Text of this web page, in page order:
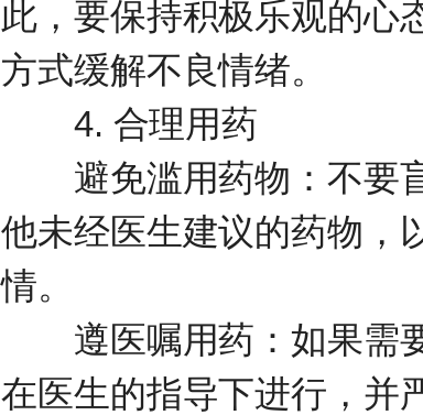
此，要保持积极乐观的心
方式缓解不良情绪。
4. 合理用药
避免滥用药物：不要
他未经医生建议的药物，
情。
遵医嘱用药：如果需
在医生的指导下进行，并